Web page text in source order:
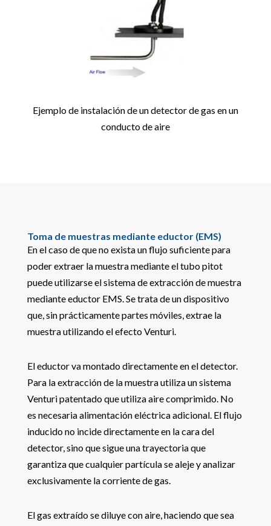
Ejemplo de instalación de un detector de gas en un
conducto de aire
Toma de muestras mediante eductor (EMS)
En el caso de que no exista un flujo suficiente para
poder extraer la muestra mediante el tubo pitot
puede utilizarse el sistema de extracción de muestra
mediante eductor EMS. Se trata de un dispositivo
que, sin prácticamente partes móviles, extrae la
muestra utilizando el efecto Venturi.
El eductor va montado directamente en el detector.
Para la extracción de la muestra utiliza un sistema
Venturi patentado que utiliza aire comprimido. No
es necesaria alimentación eléctrica adicional. El flujo
inducido no incide directamente en la cara del
detector, sino que sigue una trayectoria que
garantiza que cualquier partícula se aleje y analizar
exclusivamente la corriente de gas.
El gas extraído se diluye con aire, haciendo que sea